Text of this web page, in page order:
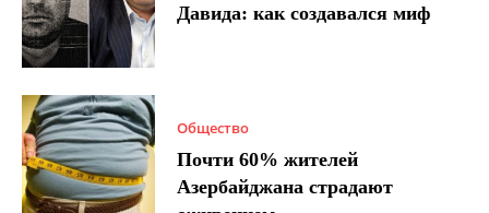
Давида: как создавался миф
Общество
Почти 60% жителей
Азербайджана страдают